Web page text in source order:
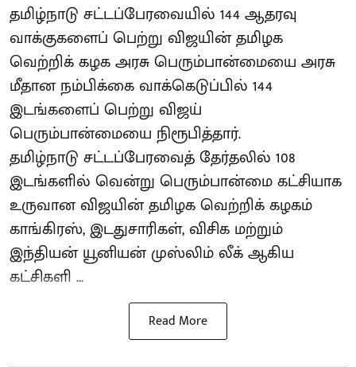
தமிழ்நாடு சட்டப்பேரவையில் 144 ஆதரவு
வாக்குகளைப் பெற்று விஜயின் தமிழக
வெற்றிக் கழக அரசு பெரும்பான்மையை அரசு
மீதான நம்பிக்கை வாக்கெடுப்பில் 144
இடங்களைப் பெற்று விஜய்
பெரும்பான்மையை நிரூபித்தார்.
தமிழ்நாடு சட்டப்பேரவைத் தேர்தலில் 108
இடங்களில் வென்று பெரும்பான்மை கட்சியாக
உருவான விஜயின் தமிழக வெற்றிக் கழகம்
காங்கிரஸ், இடதுசாரிகள், விசிக மற்றும்
இந்தியன் யூனியன் முஸ்லிம் லீக் ஆகிய
கட்சிகளி ...
Read More